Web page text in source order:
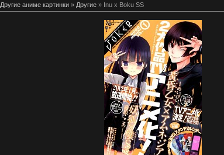
Другие аниме картинки » Другие » Inu x Boku SS